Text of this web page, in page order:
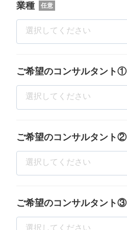
業種 任意
ご希望のコンサルタント①
ご希望のコンサルタント②
ご希望のコンサルタント③